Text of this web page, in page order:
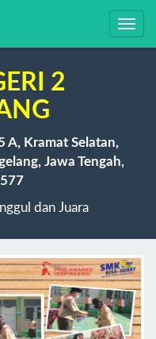
2
A, Kramat Selatan,
Jawa Tengah,
dan Juara